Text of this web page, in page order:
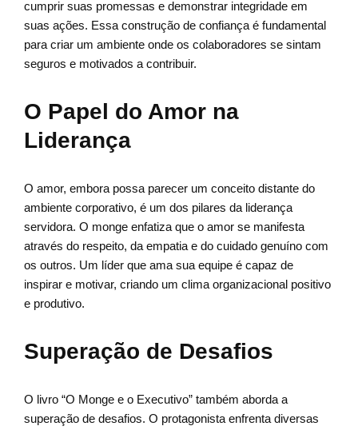
cumprir suas promessas e demonstrar integridade em
suas ações. Essa construção de confiança é fundamental
para criar um ambiente onde os colaboradores se sintam
seguros e motivados a contribuir.
O Papel do Amor na
Liderança
O amor, embora possa parecer um conceito distante do
ambiente corporativo, é um dos pilares da liderança
servidora. O monge enfatiza que o amor se manifesta
através do respeito, da empatia e do cuidado genuíno com
os outros. Um líder que ama sua equipe é capaz de
inspirar e motivar, criando um clima organizacional positivo
e produtivo.
Superação de Desafios
O livro “O Monge e o Executivo” também aborda a
superação de desafios. O protagonista enfrenta diversas